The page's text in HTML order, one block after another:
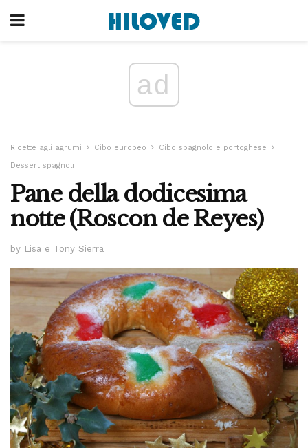
ad
Ricette agli agrumi Cibo europeo
Cibo spagnolo e portoghese
Dessert spagnoli
Pane della dodicesima
notte (Roscon de Reyes)
by Lisa e Tony Sierra